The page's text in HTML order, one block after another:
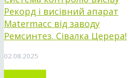
Рекорд і висівний апарат
Matermacc від заводу
Ремсинтез. Сівалка Церера!
02.08.2025